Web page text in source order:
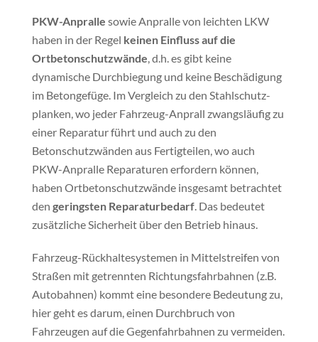
PKW-Anpralle sowie Anpralle von leichten LKW
haben in der Regel keinen Einfluss auf die
Ortbetonschutzwände, d.h. es gibt keine
dynamische Durch­biegung und keine Beschädigung
im Betongefüge. Im Vergleich zu den Stahlschutz­
planken, wo jeder Fahrzeug-Anprall zwangsläufig zu
einer Reparatur führt und auch zu den
Betonschutzwänden aus Fertigteilen, wo auch
PKW-Anpralle Reparaturen erfordern können,
haben Ortbetonschutzwände insgesamt betrachtet
den geringsten Reparaturbedarf. Das bedeutet
zusätzliche Sicherheit über den Betrieb hinaus.
Fahrzeug-Rückhaltesystemen in Mittelstreifen von
Straßen mit getrennten Richtungsfahrbahnen (z.B.
Autobahnen) kommt eine besondere Bedeutung zu,
hier geht es darum, einen Durchbruch von
Fahrzeugen auf die Gegen­fahrbahnen zu vermeiden.